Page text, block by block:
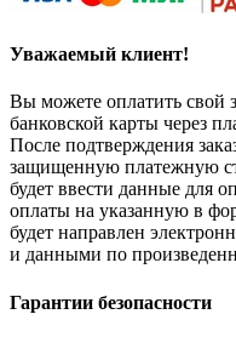
Уважаемый клиент!
Вы можете оплатить свой
банковской карты через
После подтверждения
защищенную платежную
будет ввести данные для
оплаты на указанную в
будет направлен
и данными по
Гарантии безопасности